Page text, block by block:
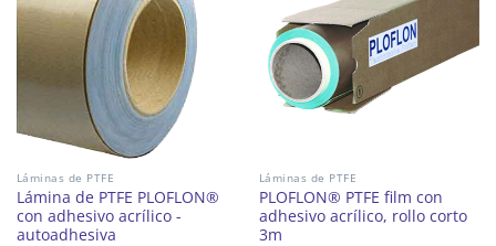
Láminas de PTFE
Lámina de PTFE PLOFLON®
con adhesivo acrílico -
autoadhesiva
Láminas de PTFE
PLOFLON® PTFE film con
adhesivo acrílico, rollo corto
3m